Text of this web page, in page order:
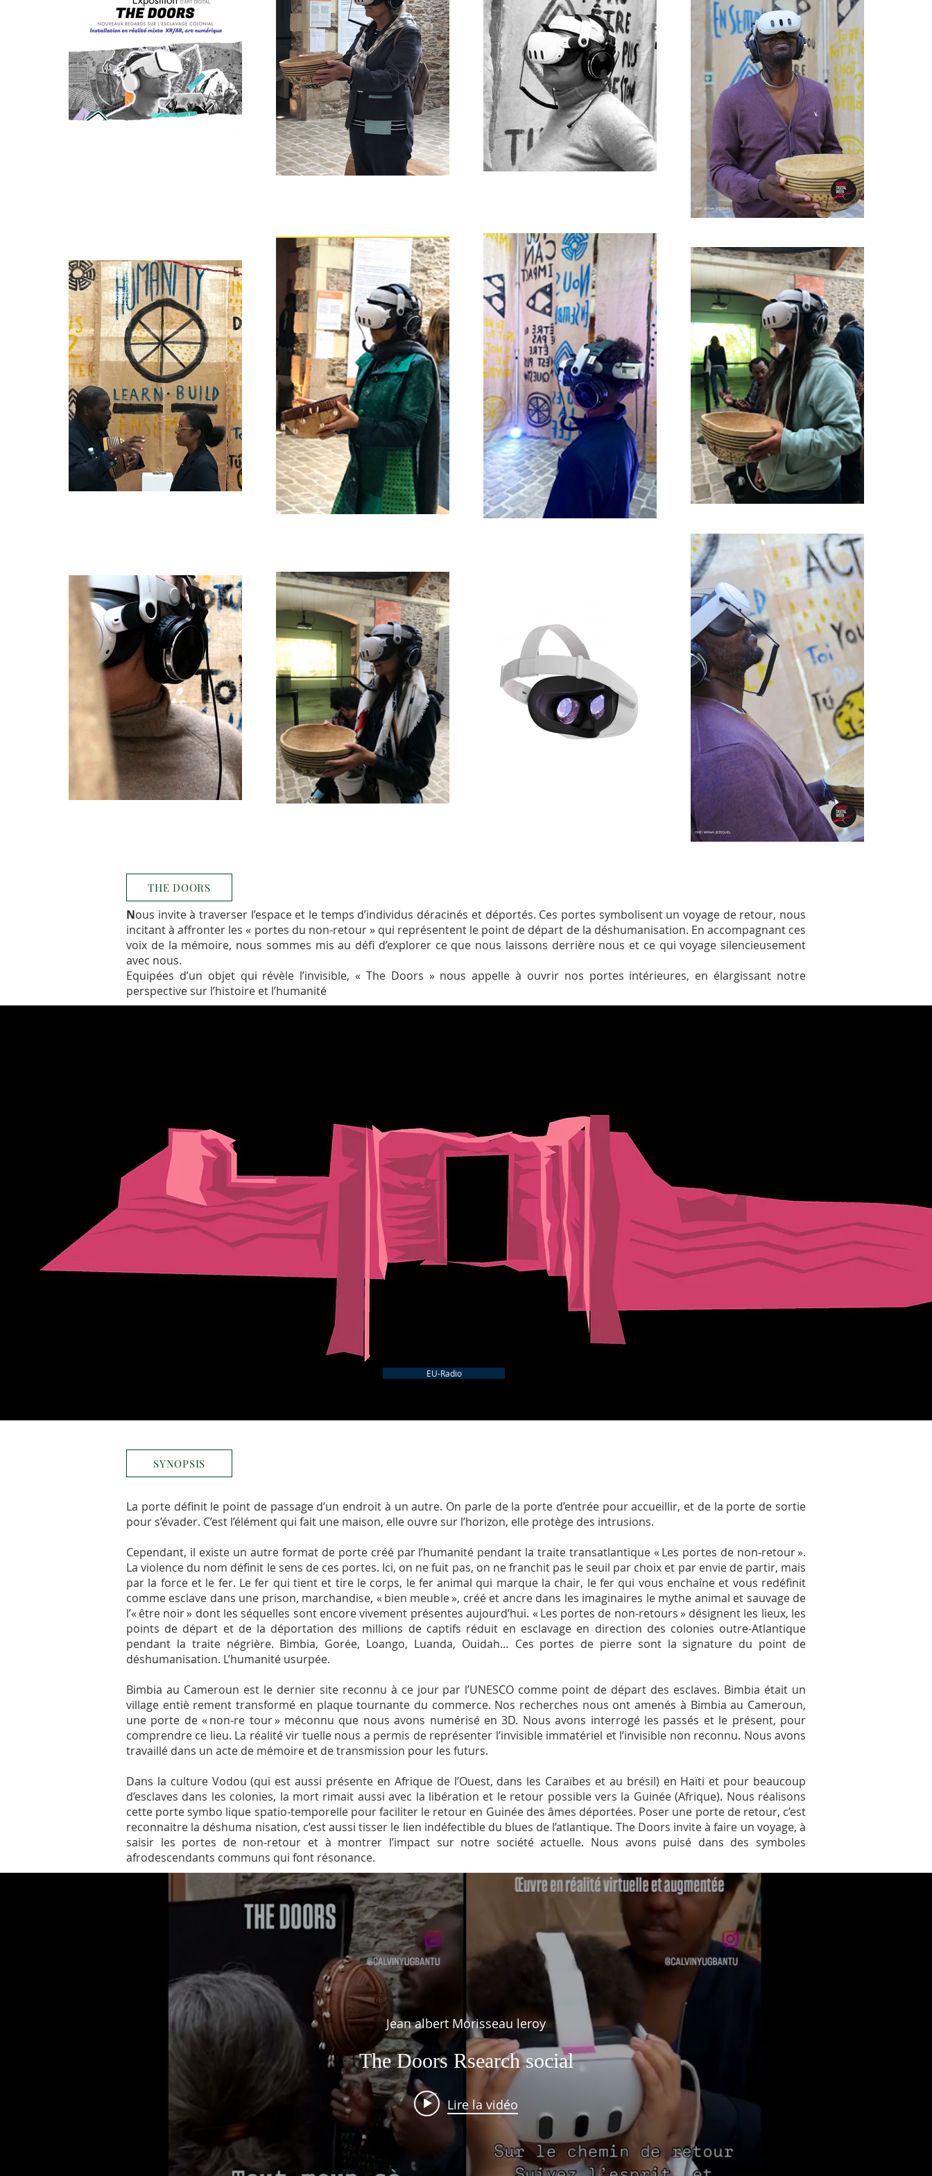
THE DOORS
Nous invite à traverser l’espace et le temps d’individus déracinés et déportés. Ces portes symbolisent un voyage de retour, nous
incitant à affronter les « portes du non-retour » qui représentent le point de départ de la déshumanisation. En accompagnant ces
voix de la mémoire, nous sommes mis au défi d’explorer ce que nous laissons derrière nous et ce qui voyage silencieusement
avec nous.
Equipées d’un objet qui révèle l’invisible, « The Doors » nous appelle à ouvrir nos portes intérieures, en élargissant notre
perspective sur l’histoire et l’humanité
EU-Radio
SYNOPSIS
La porte définit le point de passage d’un endroit à un autre. On parle de la porte d’entrée pour accueillir, et de la porte de sortie
pour s’évader. C’est l’élément qui fait une maison, elle ouvre sur l’horizon, elle protège des intrusions.
Cependant, il existe un autre format de porte créé par l’humanité pendant la traite transatlantique « Les portes de non-retour ».
La violence du nom définit le sens de ces portes. Ici, on ne fuit pas, on ne franchit pas le seuil par choix et par envie de partir, mais
par la force et le fer. Le fer qui tient et tire le corps, le fer animal qui marque la chair, le fer qui vous enchaîne et vous redéfinit
comme esclave dans une prison, marchandise, « bien meuble », créé et ancre dans les imaginaires le mythe animal et sauvage de
l’« être noir » dont les séquelles sont encore vivement présentes aujourd’hui. « Les portes de non-retours » désignent les lieux, les
points de départ et de la déportation des millions de captifs réduit en esclavage en direction des colonies outre-Atlantique
pendant la traite négrière. Bimbia, Gorée, Loango, Luanda, Ouidah… Ces portes de pierre sont la signature du point de
déshumanisation. L’humanité usurpée.
Bimbia au Cameroun est le dernier site reconnu à ce jour par l’UNESCO comme point de départ des esclaves. Bimbia était un
village entiè rement transformé en plaque tournante du commerce. Nos recherches nous ont amenés à Bimbia au Cameroun,
une porte de « non-re tour » méconnu que nous avons numérisé en 3D. Nous avons interrogé les passés et le présent, pour
comprendre ce lieu. La réalité vir tuelle nous a permis de représenter l’invisible immatériel et l’invisible non reconnu. Nous avons
travaillé dans un acte de mémoire et de transmission pour les futurs.
Dans la culture Vodou (qui est aussi présente en Afrique de l’Ouest, dans les Caraïbes et au brésil) en Haïti et pour beaucoup
d’esclaves dans les colonies, la mort rimait aussi avec la libération et le retour possible vers la Guinée (Afrique). Nous réalisons
cette porte symbo lique spatio-temporelle pour faciliter le retour en Guinée des âmes déportées. Poser une porte de retour, c’est
reconnaitre la déshuma nisation, c’est aussi tisser le lien indéfectible du blues de l’atlantique. The Doors invite à faire un voyage, à
saisir les portes de non-retour et à montrer l’impact sur notre société actuelle. Nous avons puisé dans des symboles
afrodescendants communs qui font résonance.
Jean albert Morisseau leroy
The Doors Rsearch social
Lire la vidéo